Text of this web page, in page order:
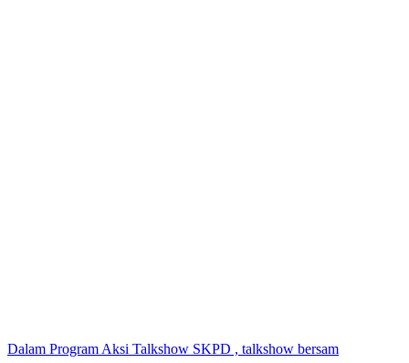
Dalam Program Aksi Talkshow SKPD , talkshow bersam